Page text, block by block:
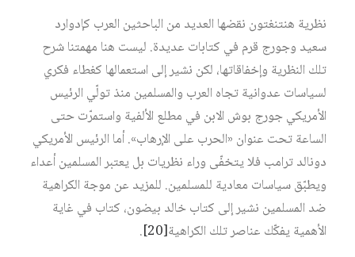
نظرية هنتنغتون نقضها العديد من الباحثين العرب كإدوارد
سعيد وجورج قرم في كتابات عديدة. ليست هنا مهمتنا شرح
تلك النظرية وإخفاقاتها، لكن نشير إلى استعمالها كغطاء فكري
لسياسات عدوانية تجاه العرب والمسلمين منذ تولّي الرئيس
الأمريكي جورج بوش الابن في مطلع الألفية واستمرّت حتى
الساعة تحت عنوان «الحرب على الإرهاب». أما الرئيس الأمريكي
دونالد ترامب فلا يتخفّى وراء نظريات بل يعتبر المسلمين أعداء
ويطبّق سياسات معادية للمسلمين. للمزيد عن موجة الكراهية
ضد المسلمين نشير إلى كتاب خالد بيضون، كتاب في غاية
الأهمية يفكّك عناصر تلك الكراهية‏[20]
.